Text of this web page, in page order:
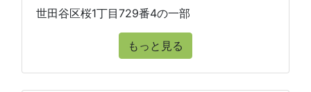
世田谷区桜1丁目729番4の一部
もっと見る